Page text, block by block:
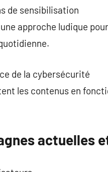
de sensibilisation
approche ludique
de la cybersécurité
les contenus en
actuelles